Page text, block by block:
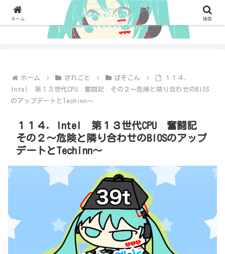
ホーム ざれごと ぱそこん
１１４．
Intel 第１３世代CPU 奮闘記 その２～危険と隣り合わせのBIOS
のアップデートとTechinn～
１１４．Intel 第１３世代CPU 奮闘記
その２～危険と隣り合わせのBIOSのアップ
デートとTechinn～
ホーム 検索